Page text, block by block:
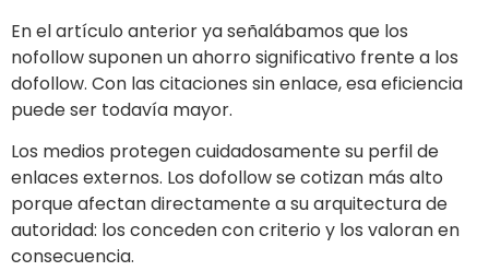
En el artículo anterior ya señalábamos que los
nofollow suponen un ahorro significativo frente a los
dofollow. Con las citaciones sin enlace, esa eficiencia
puede ser todavía mayor.
Los medios protegen cuidadosamente su perfil de
enlaces externos. Los dofollow se cotizan más alto
porque afectan directamente a su arquitectura de
autoridad: los conceden con criterio y los valoran en
consecuencia.